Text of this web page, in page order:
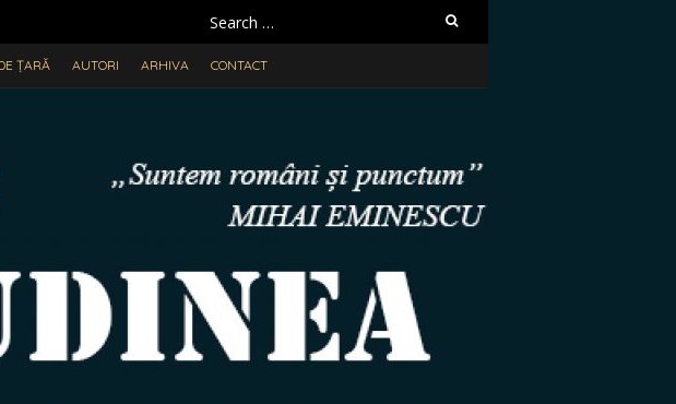
Search
for:
ȚARĂ AUTORI ARHIVA CONTACT